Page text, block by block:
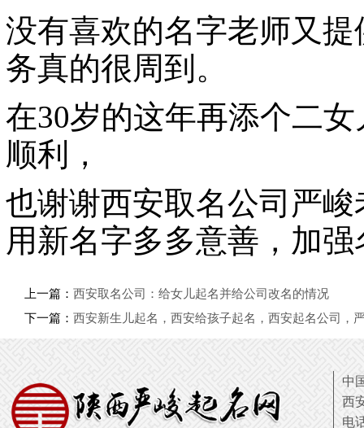
没有喜欢的名字老师又
务真的很周到。
在30岁的这年再添个二
顺利，
也谢谢西安取名公司严
用新名字多多意善，加
上一篇： 西安取名公司：给女儿起名并给公司改名的情况
下一篇： 西安新生儿起名，西安给孩子起名，西安起名公司，
中
西
电